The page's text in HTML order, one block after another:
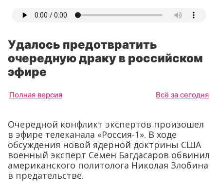
Удалось предотвратить
очередную драку в российском
эфире
Полная версия Всё за сегодня
Очередной конфликт экспертов произошел
в эфире телеканала «Россия-1». В ходе
обсуждения новой ядерной доктрины США
военный эксперт Семен Багдасаров обвинил
американского политолога Николая Злобина
в предательстве.